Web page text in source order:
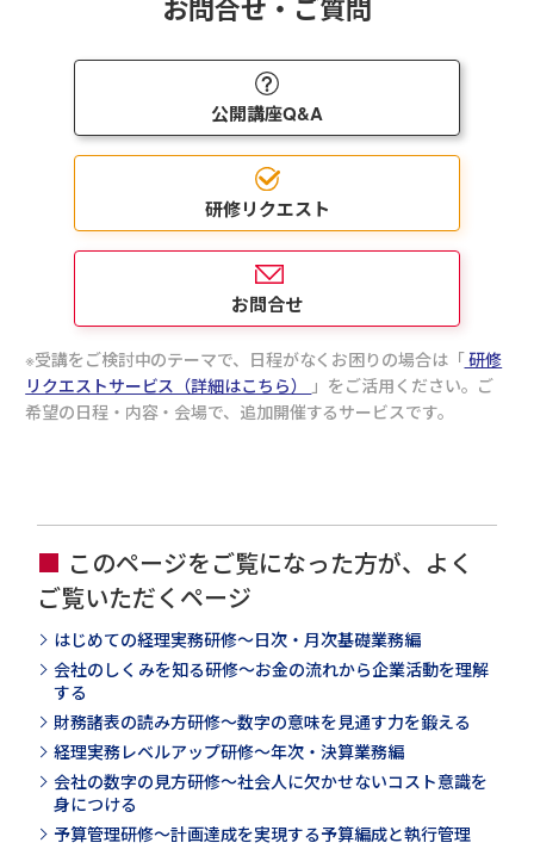
とはいえ「なかなか選べない」とお悩みのお客さま
は、ぜひお気軽にお問合せください。弊社担当者が
詳細をヒアリングさせていただいたうえで、お客さ
まにおすすめの研修を選定させていただきます。
でいただけます。
■相手にわかりやすいように自社について魅力を語
り、応募者の入社意欲を向上させる「
採用担当者向け自社プレゼン力向上研修～自社の魅
力を端的に語る編」をおすすめします。
・会社説明会やリクルーター活動などで、自社につ
いて採用応募者に語る方々
・人材紹介会社等に自社について説明する人事担当
【研修内容・特徴】
採用に必要なものは、欲しい人材を必ず獲得する！
という強い意志と、それを実現するためのプレゼン
かをワークを通じて考えていただきます。
お問合せ・ご質問
公開講座Q&A
研修リクエスト
お問合せ
受講をご検討中のテーマで、日程がなくお困りの場合は「研修
リクエストサービス（詳細はこちら）
」をご活用ください。ご
希望の日程・内容・会場で、追加開催するサービスです。
このページをご覧になった方が、よく
ご覧いただくページ
はじめての経理実務研修～日次・月次基礎業務編
会社のしくみを知る研修～お金の流れから企業活動を理解
する
財務諸表の読み方研修～数字の意味を見通す力を鍛える
経理実務レベルアップ研修～年次・決算業務編
会社の数字の見方研修～社会人に欠かせないコスト意識を
身につける
予算管理研修～計画達成を実現する予算編成と執行管理